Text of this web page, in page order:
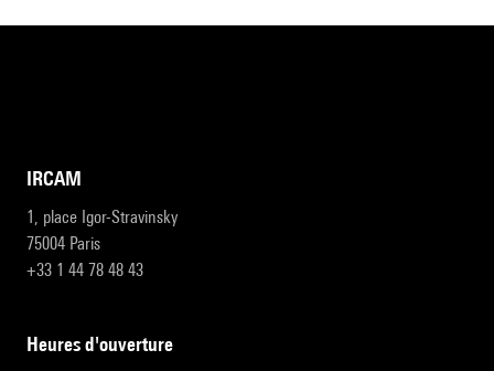
IRCAM
1, place Igor-Stravinsky
75004 Paris
+33 1 44 78 48 43
heures d'ouverture